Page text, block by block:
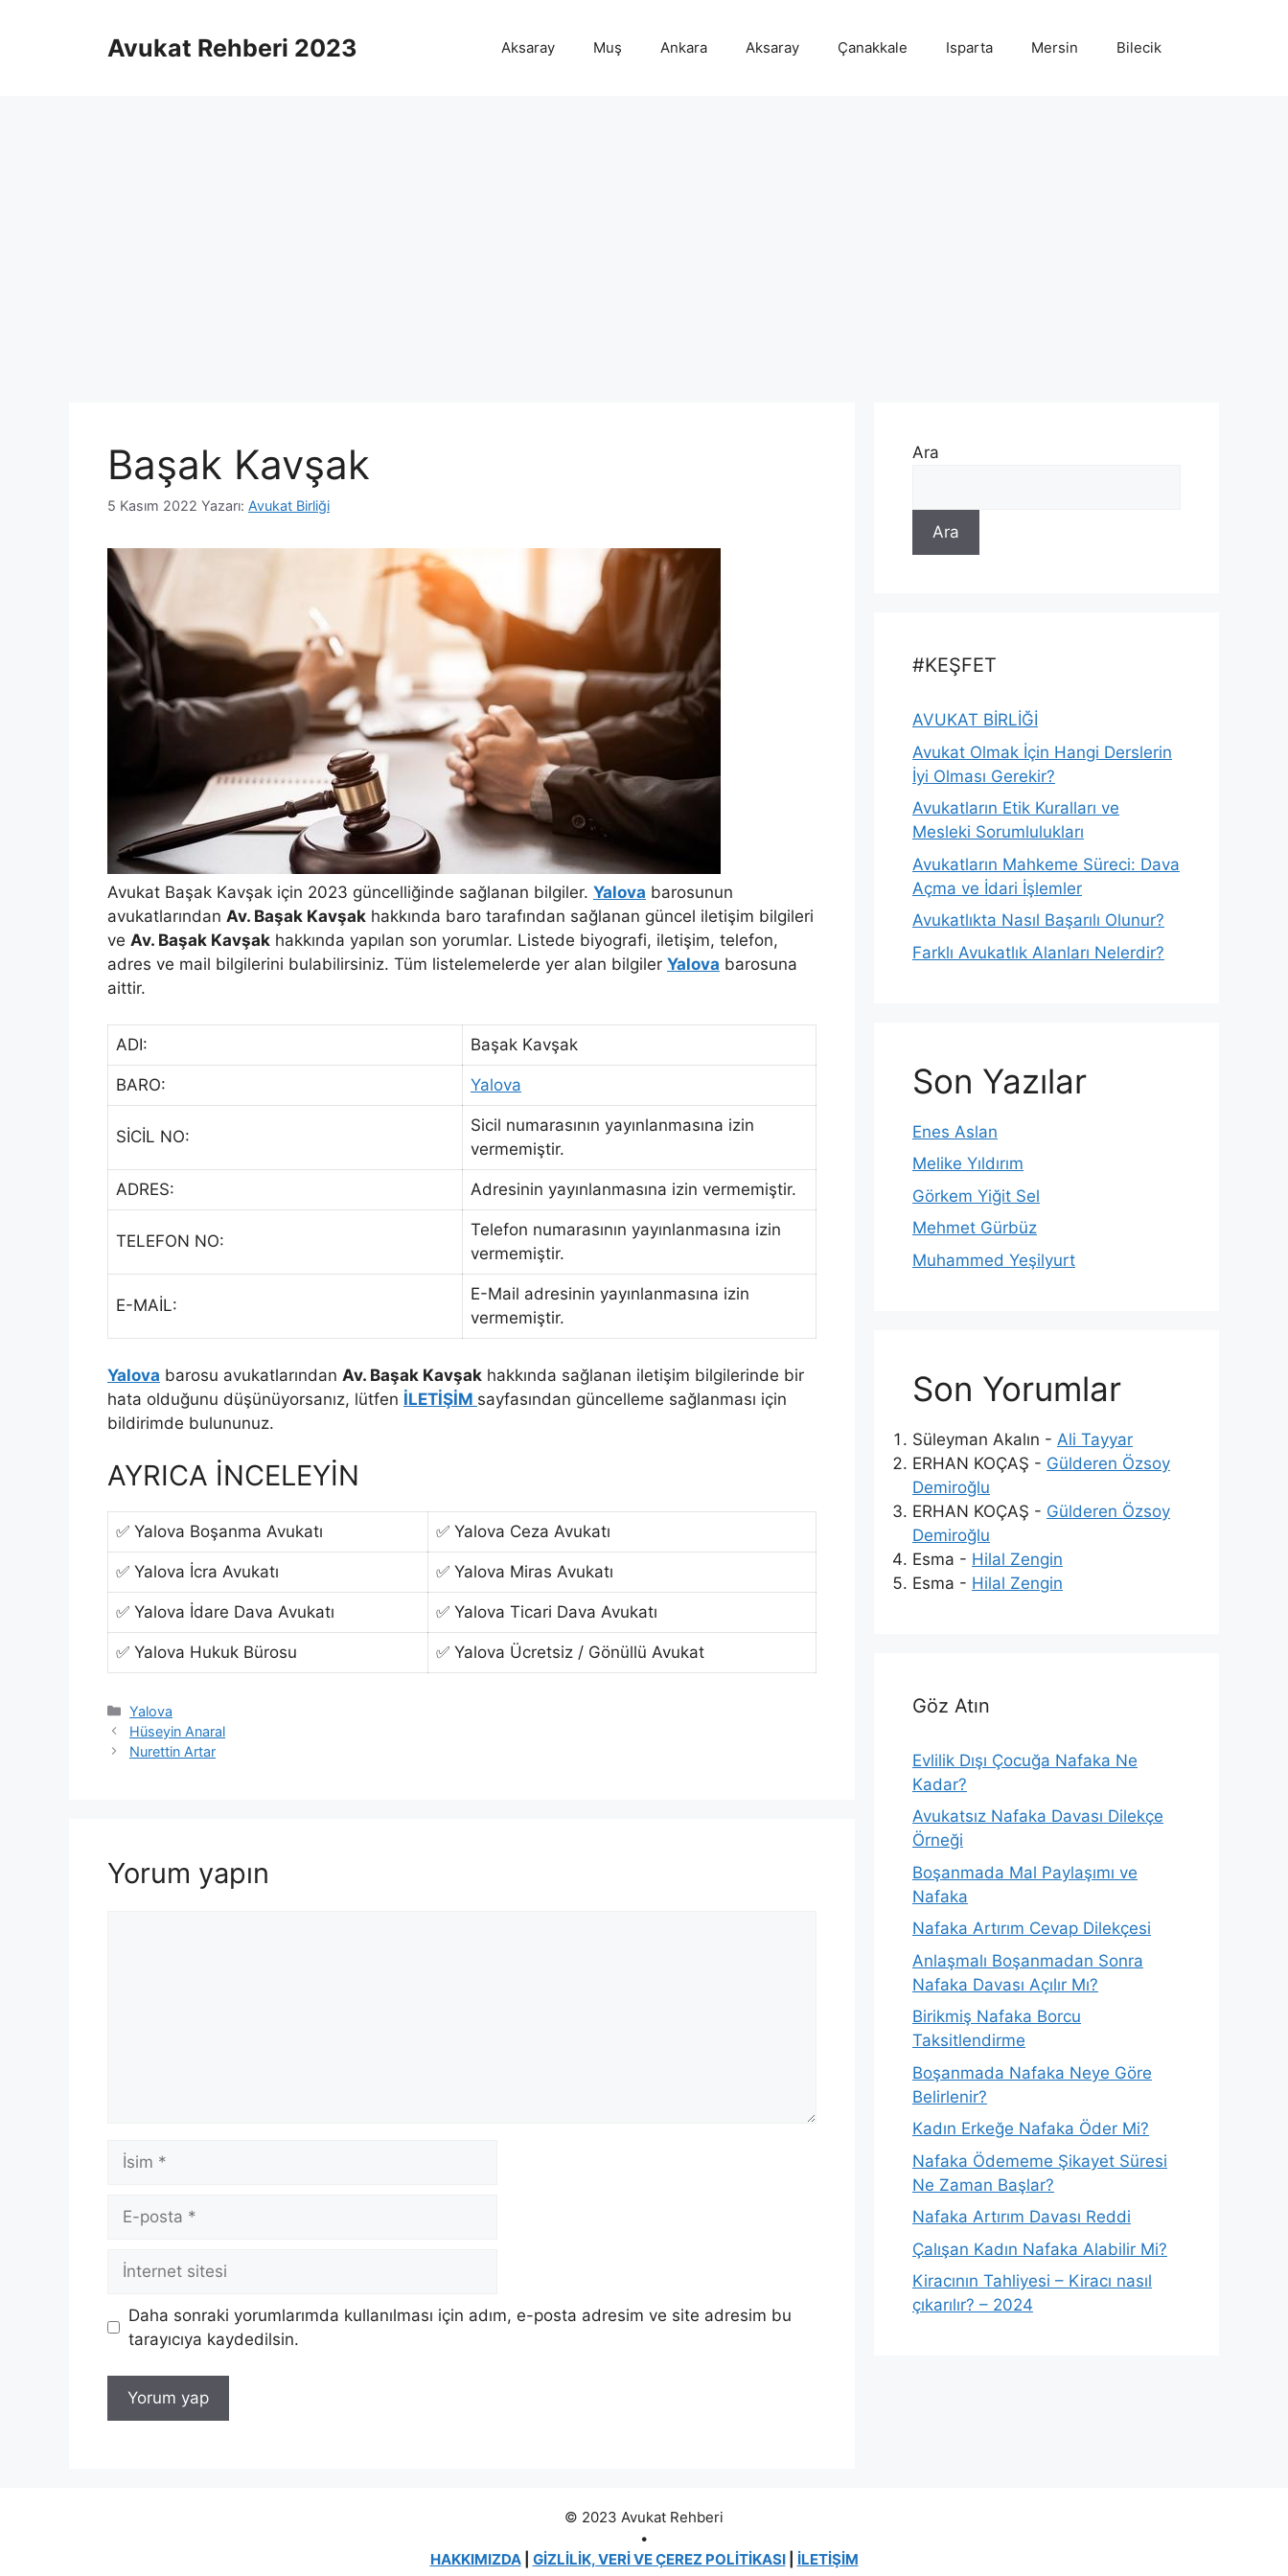
Avukat Rehberi 2023 Aksaray Muş Ankara Aksaray Çanakkale Isparta Mersin Bilecik
Başak Kavşak
5 Kasım 2022 Yazarı: Avukat Birliği
Avukat Başak Kavşak için 2023 güncelliğinde sağlanan bilgiler. Yalova barosunun
avukatlarından Av. Başak Kavşak hakkında baro tarafından sağlanan güncel iletişim bilgileri
ve Av. Başak Kavşak hakkında yapılan son yorumlar. Listede biyografi, iletişim, telefon,
adres ve mail bilgilerini bulabilirsiniz. Tüm listelemelerde yer alan bilgiler Yalova barosuna
aittir.
ADI: Başak Kavşak
BARO: Yalova
SİCİL NO:
Sicil numarasının yayınlanmasına izin
vermemiştir.
ADRES: Adresinin yayınlanmasına izin vermemiştir.
TELEFON NO:
Telefon numarasının yayınlanmasına izin
vermemiştir.
E-MAİL:
E-Mail adresinin yayınlanmasına izin
vermemiştir.
Yalova barosu avukatlarından Av. Başak Kavşak hakkında sağlanan iletişim bilgilerinde bir
hata olduğunu düşünüyorsanız, lütfen İLETİŞİM sayfasından güncelleme sağlanması için
bildirimde bulununuz.
AYRICA İNCELEYİN
✅ Yalova Boşanma Avukatı ✅ Yalova Ceza Avukatı
✅ Yalova İcra Avukatı ✅ Yalova Miras Avukatı
✅ Yalova İdare Dava Avukatı ✅ Yalova Ticari Dava Avukatı
✅ Yalova Hukuk Bürosu ✅ Yalova Ücretsiz / Gönüllü Avukat
Kategoriler
Yalova
Hüseyin Anaral
Nurettin Artar
Yorum yapın
İsim
posta
İnternet
sitesi
Daha sonraki yorumlarımda kullanılması için adım, e-posta adresim ve site adresim bu
tarayıcıya kaydedilsin.
Ara
Ara
#KEŞFET
AVUKAT BİRLİĞİ
Avukat Olmak İçin Hangi Derslerin
İyi Olması Gerekir?
Avukatların Etik Kuralları ve
Mesleki Sorumlulukları
Avukatların Mahkeme Süreci: Dava
Açma ve İdari İşlemler
Avukatlıkta Nasıl Başarılı Olunur?
Farklı Avukatlık Alanları Nelerdir?
Son Yazılar
Enes Aslan
Melike Yıldırım
Görkem Yiğit Sel
Mehmet Gürbüz
Muhammed Yeşilyurt
Son Yorumlar
Süleyman Akalın - Ali Tayyar
ERHAN KOÇAŞ - Gülderen Özsoy
Demiroğlu
ERHAN KOÇAŞ - Gülderen Özsoy
Demiroğlu
Esma - Hilal Zengin
Esma - Hilal Zengin
Göz Atın
Evlilik Dışı Çocuğa Nafaka Ne
Kadar?
Avukatsız Nafaka Davası Dilekçe
Örneği
Boşanmada Mal Paylaşımı ve
Nafaka
Nafaka Artırım Cevap Dilekçesi
Anlaşmalı Boşanmadan Sonra
Nafaka Davası Açılır Mı?
Birikmiş Nafaka Borcu
Taksitlendirme
Boşanmada Nafaka Neye Göre
Belirlenir?
Kadın Erkeğe Nafaka Öder Mi?
Nafaka Ödememe Şikayet Süresi
Ne Zaman Başlar?
Nafaka Artırım Davası Reddi
Çalışan Kadın Nafaka Alabilir Mi?
Kiracının Tahliyesi – Kiracı nasıl
çıkarılır? – 2024
© 2023 Avukat Rehberi
•
HAKKIMIZDA| GİZLİLİK, VERİ VE ÇEREZ POLİTİKASI| İLETİŞİM